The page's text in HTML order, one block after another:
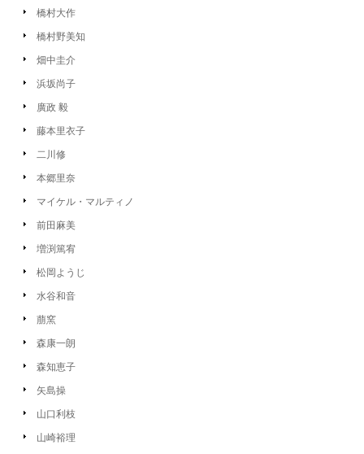
橋村大作
橋村野美知
畑中圭介
浜坂尚子
廣政 毅
藤本里衣子
二川修
本郷里奈
マイケル・マルティノ
前田麻美
増渕篤宥
松岡ようじ
水谷和音
萠窯
森康一朗
森知恵子
矢島操
山口利枝
山崎裕理